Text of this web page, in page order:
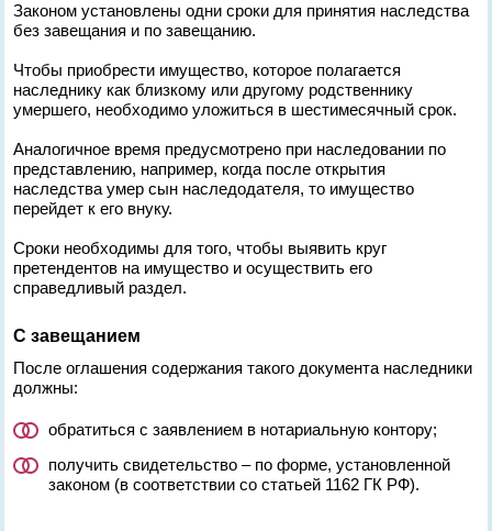
Законом установлены одни сроки для принятия наследства
без завещания и по завещанию.
Чтобы приобрести имущество, которое полагается
наследнику как близкому или другому родственнику
умершего, необходимо уложиться в шестимесячный срок.
Аналогичное время предусмотрено при наследовании по
представлению, например, когда после открытия
наследства умер сын наследодателя, то имущество
перейдет к его внуку.
Сроки необходимы для того, чтобы выявить круг
претендентов на имущество и осуществить его
справедливый раздел.
С завещанием
После оглашения содержания такого документа наследники
должны:
обратиться с заявлением в нотариальную контору;
получить свидетельство – по форме, установленной
законом (в соответствии со статьей 1162 ГК РФ).